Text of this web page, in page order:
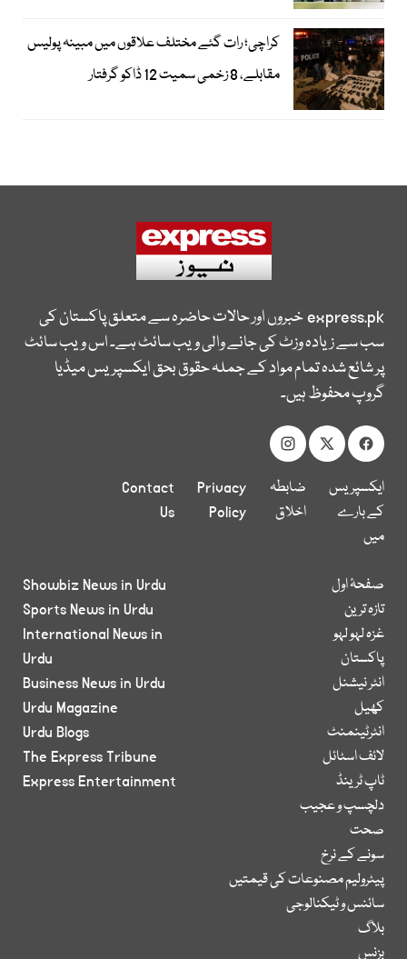
کراچی؛ رات گئے مختلف علاقوں میں مبینہ پولیس
مقابلے، 8 زخمی سمیت 12 ڈاکو گرفتار
express.pkخبروں اور حالات حاضرہ سے متعلق پاکستان کی
سب سے زیادہ وزٹ کی جانے والی ویب سائٹ ہے۔ اس ویب سائٹ
پر شائع شدہ تمام مواد کے جملہ حقوق بحق ایکسپریس میڈیا
گروپ محفوظ ہیں۔
ایکسپریس
کے بارے
میں
ضابطہ
اخلاق
Privacy
Policy
Contact
Us
صفحۂ اول
تازہ ترین
غزہ لہو لہو
پاکستان
انٹر نیشنل
کھیل
انٹرٹینمنٹ
لائف اسٹائل
ٹاپ ٹرینڈ
دلچسپ و عجیب
صحت
سونے کے نرخ
پیٹرولیم مصنوعات کی قیمتیں
سائنس و ٹیکنالوجی
بلاگ
بزنس
Showbiz News in Urdu
Sports News in Urdu
International News in
Urdu
Business News in Urdu
Urdu Magazine
Urdu Blogs
The Express Tribune
Express Entertainment